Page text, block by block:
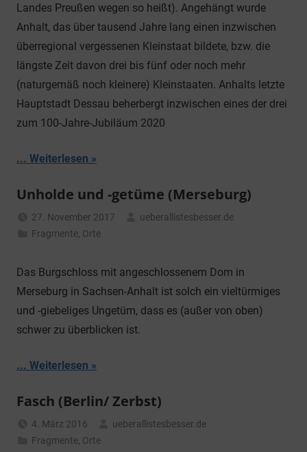
Landes Preußen wegen so heißt). Angehängt wurde
Anhalt, das über tausend Jahre lang einen inzwischen
überregional vergessenen Kleinstaat bildete, bzw. die
längste Zeit davon drei bis fünf oder noch mehr
(naturgemäß noch kleinere) Kleinstaaten. Anhalts letzte
Hauptstadt Dessau beherbergt inzwischen eines der drei
zum 100-Jahre-Jubiläum 2020
... Weiterlesen
Unholde und -getüme (Merseburg)
27. November 2017
ueberallistesbesser.de
Fragmente Orte
Das Burgschloss mit angeschlossenem Dom in
Merseburg in Sachsen-Anhalt ist solch ein vieltürmiges
und -giebeliges Ungetüm, dass es (außer von oben)
schwer zu überblicken ist.
... Weiterlesen
Fasch (Berlin/ Zerbst)
4. März 2016
ueberallistesbesser.de
Fragmente Orte